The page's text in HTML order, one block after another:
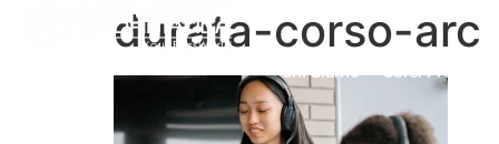
Chi Siamo Corsi
durata-corso-arc